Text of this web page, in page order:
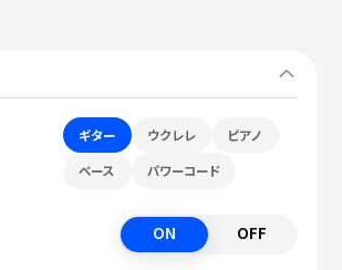
ギター ウクレレ ピアノ
ベース パワーコード
ON OFF